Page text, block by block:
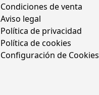
Condiciones de venta
Aviso legal
Política de privacidad
Política de cookies
Configuración de Cookies